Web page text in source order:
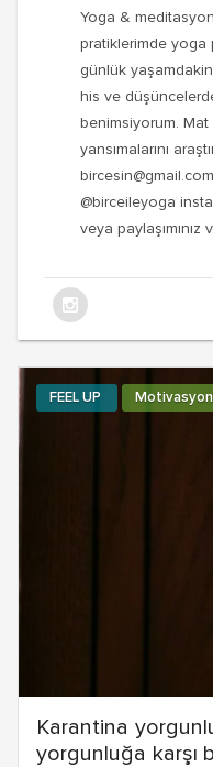
Yoga &
pratiklerimde yoga
günlük
his ve
benimsiyorum.
yansımalarını
bircesin@gmail.com
@birceileyoga
veya
Karantina
yorgunluğa karşı
FEEL UP Motivasyon